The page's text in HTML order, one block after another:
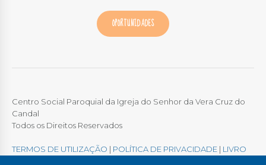
OPORTUNIDADES
Centro Social Paroquial da Igreja do Senhor da Vera Cruz do
Candal
Todos os Direitos Reservados
TERMOS DE UTILIZAÇÃO | POLÍTICA DE PRIVACIDADE | LIVRO